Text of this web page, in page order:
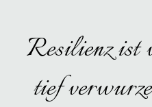
Resilienz ist
tief